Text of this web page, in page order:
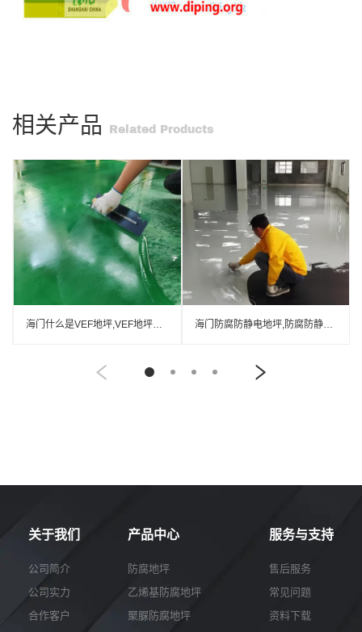
相关产品 Related Products
海门防腐防静电地坪,防腐防静电自流平地坪
关于我们
公司简介
公司实力
合作客户
产品中心
防腐地坪
乙烯基防腐地坪
聚脲防腐地坪
服务与支持
售后服务
常见问题
资料下载